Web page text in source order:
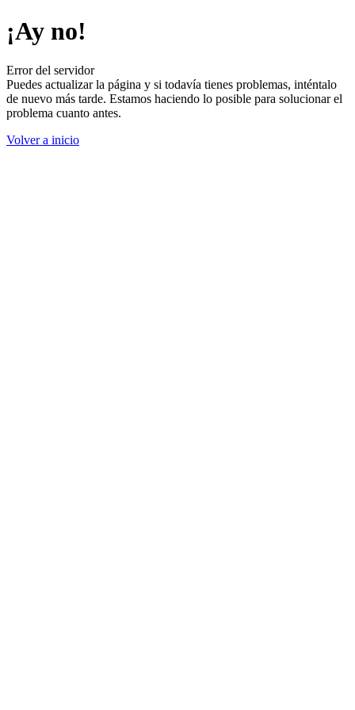
¡Ay no!
Error del servidor
Puedes actualizar la página y si todavía tienes problemas, inténtalo
de nuevo más tarde. Estamos haciendo lo posible para solucionar el
problema cuanto antes.
Volver a inicio